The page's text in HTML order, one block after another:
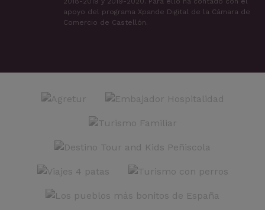
apoyo del programa Xpande Digital de la Cámara de
Comercio de Castellón.